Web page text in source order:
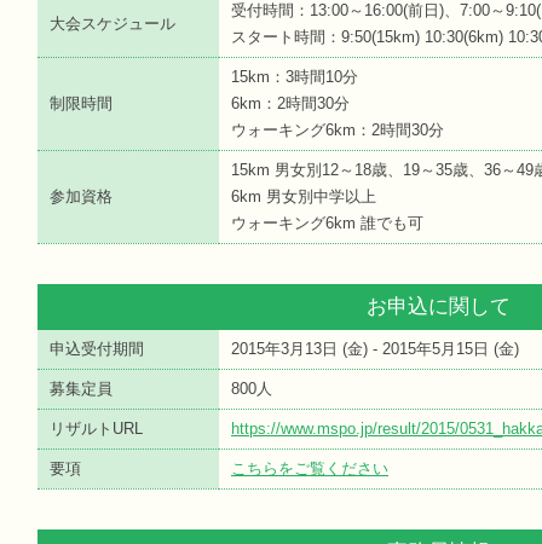
大会スケジュール
受付時間：13:00～16:00(前日)、7:00～
スタート時間：9:50(15km) 10:30(6km)
制限時間
15km：3時間10分
6km：2時間30分
ウォーキング6km：2時間30分
参加資格
15km 男女別12～18歳、19～35歳、36～49
6km 男女別中学以上
ウォーキング6km 誰でも可
お申込に関して
申込受付期間 2015年3月13日 (金) - 2015年5月15日 (金)
募集定員 800人
リザルトURL https://www.mspo.jp/result/2015/
要項 こちらをご覧ください